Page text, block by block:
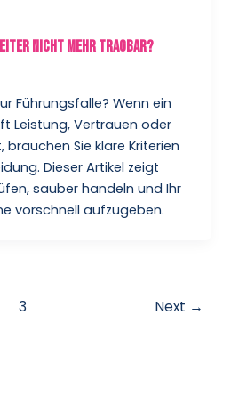
nicht mehr tragbar?
Führungsfalle? Wenn ein
Leistung, Vertrauen oder
Sie klare Kriterien
Dieser Artikel zeigt
sauber handeln und Ihr
vorschnell aufzugeben.
3 Next →